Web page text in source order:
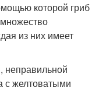
которой гриб
из них имеет
неправильной
с желтоватыми